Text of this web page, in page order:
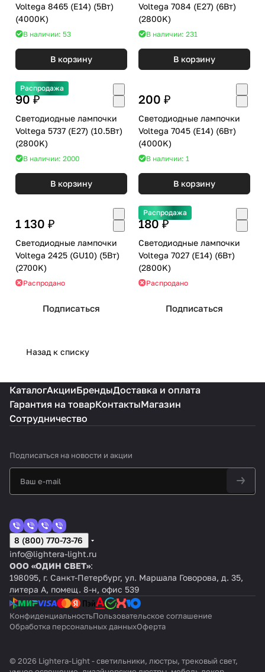
Voltega 8465 (E14) (5Вт)
(4000K)
В наличии: 53
В корзину
Voltega 7084 (E27) (6Вт)
(2800K)
В наличии: 231
В корзину
Распродажа
90 ₽
Светодиодные лампочки
Voltega 5737 (E27) (10.5Вт)
(2800K)
В наличии: 2000
В корзину
200 ₽
Светодиодные лампочки
Voltega 7045 (E14) (6Вт)
(4000K)
В наличии: 1
В корзину
1 130 ₽
Светодиодные лампочки
Voltega 2425 (GU10) (5Вт)
(2700K)
Распродано
Подписаться
Распродажа
180 ₽
Светодиодные лампочки
Voltega 7027 (E14) (6Вт)
(2800K)
Распродано
Подписаться
Назад к списку
КаталогАкцииБрендыДоставка и оплата
Гарантия на товарКонтактыМагазин
Сотрудничество
Подписаться на новости и акции
8 (800) 770-73-76
info@lightera-light.ru
ООО «ОДИН СВЕТ»:
198095, г. Санкт-Петербург, ул. Маршала Говорова, д. 35,
литера А, помещ. 8-н, офис 539
КонфиденциальностьПользовательское соглашение
Обработка персональных данныхОферта
© 2026 Lightera-Light - светильники, люстры, трековый свет,